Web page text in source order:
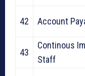
42 Account
43
Continous
Staff